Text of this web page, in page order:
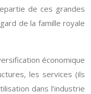
de ces grandes
de la famille royale
économique
les services (ils
dans l’industrie